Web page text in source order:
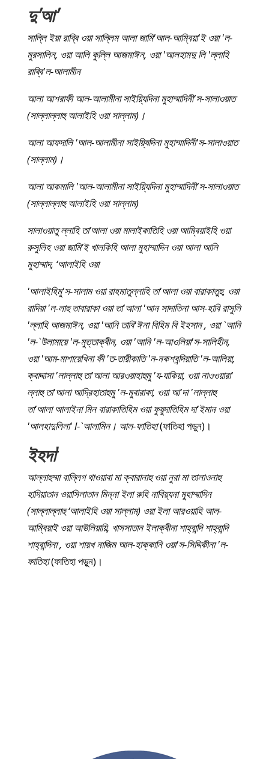
দু'আ'
সাল্লি ইয়া রাব্বি ওয়া সাল্লিম আলা জামি'আল-আম্বিয়া'ই ওয়া 'ল-
মুরসালিন, ওয়া আলি কুল্লি আজমাঈন, ওয়া 'আলহামদু লি 'ল্লাহি
রাব্বি'ল-আলামীন
আলা আশরাফী আল-আলামীনা সাইয়্যিদিনা মুহাম্মাদিনী'স-সালাওয়াত
(সাল্লাল্লাহু আলাইহি ওয়া সাল্লাম)।
আলা আফদালি 'আল-আলামীনা সাইয়্যিদিনা মুহাম্মাদিনী'স-সালাওয়াত
(সাল্লাম)।
আলা আকমালি 'আল-আলামীনা সাইয়্যিদিনা মুহাম্মাদিনী'স-সালাওয়াত
(সাল্লাল্লাহু আলাইহি ওয়া সাল্লাম)
সালাওয়াতু ল্লাহি তা’আলা ওয়া মালাইকাতিহি ওয়া আম্বিয়াইহি ওয়া
রুসুলিহ ওয়া জামি’ই খালকিহি আলা মুহাম্মাদিন ওয়া আলা আলি
মুহাম্মাদ, ‘আলাইহি ওয়া
'আলাইহিমু'স-সালাম ওয়া রাহমাতুল্লাহি তা'আলা ওয়া বারাকাতুহু, ওয়া
রাদিয়া 'ল-লাহু তাবারাকা ওয়া তা'আলা 'আন সাদাতিনা আস-হাবি রাসুলি
'ল্লাহি আজমাঈন, ওয়া 'আনি তাবি'ঈনা বিহিম বি ইহসান , ওয়া `আনি
'ল-`উলামায়ে 'ল-মুত্তাক্বীন, ওয়া 'আনি 'ল-আওলিয়া'স-সালিহীন,
ওয়া 'আম-মাশায়েখিনা ফী 'ত-তারীকাতি 'ন-নকশবন্দিয়াতি 'ল-আলিয়া,
ক্বাদ্দাসা 'লাল্লাহু তা'আলা আরওয়াহাহুমু 'য-যাকিয়া, ওয়া নাওওয়ারা'
ল্লাহু তা'আলা আদ্রিহাতাহুমু 'ল-মুবারাকা, ওয়া আ'দা 'লাল্লাহু
তা'আলা আলাইনা মিন বারাকাতিহিম ওয়া ফুয়ুদাতিহিম দা'ইমান ওয়া
'আলহাদুলিলা' l-`আলামিন। আল-ফাতিহা(ফাতিহা পড়ুন)।
ইহদা'
আল্লাহুম্মা বাল্লিগ থাওয়াবা মা ক্বারানাহু ওয়া নুরা মা তালাওনাহু
হাদিয়াতান ওয়াসিলাতান মিন্না ইলা রুহি নাবিয়্যনা মুহাম্মাদিন
(সাল্লাল্লাহু ‘আলাইহি ওয়া সাল্লাম) ওয়া ইলা আরওয়াহি আল-
আম্বিয়াই ওয়া আউলিয়ায়ি, খাসসাতান ইলাক্বীনা শাহ্‌বান্দি শাহ্‌বান্দি
শাহ্‌বান্দিনা , ওয়া শায়খ নাজিম আল-হাক্কানি ওয়া'স-সিদ্দিকীনা 'ল-
ফাতিহা(ফাতিহা পড়ুন)।